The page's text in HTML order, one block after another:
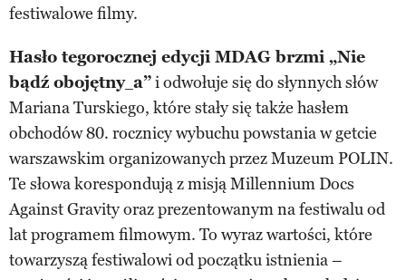
festiwalowe filmy.
Hasło tegorocznej edycji MDAG brzmi „Nie
bądź obojętny_a”i odwołuje się do słynnych słów
Mariana Turskiego, które stały się także hasłem
obchodów 80. rocznicy wybuchu powstania w getcie
warszawskim organizowanych przez Muzeum POLIN.
Te słowa korespondują z misją Millennium Docs
Against Gravity oraz prezentowanym na festiwalu od
lat programem filmowym. To wyraz wartości, które
towarzyszą festiwalowi od początku istnienia –